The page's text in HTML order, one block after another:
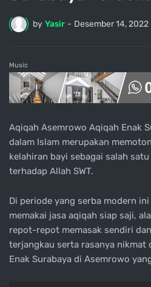
by Yasir - Desember 14, 2022
Music
Aqiqah Asemrowo Aqiqah Enak
dalam Islam merupakan
kelahiran bayi sebagai salah
terhadap Allah SWT.
Di periode yang serba modern
memakai jasa aqiqah siap saji,
repot-repot memasak sendiri
terjangkau serta rasanya nikmat
Enak Surabaya di Asemrowo